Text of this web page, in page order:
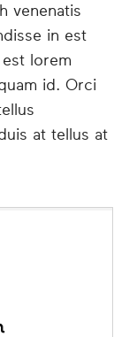
venenatis
in est
lorem
id. Orci
at tellus at